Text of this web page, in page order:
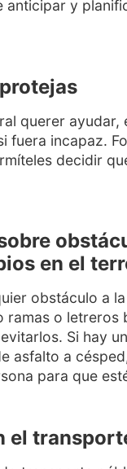
anticipar y
querer ayudar,
fuera incapaz.
decidir
en el
obstáculo a
ramas o letreros
Si hay
asfalto a
para que
el